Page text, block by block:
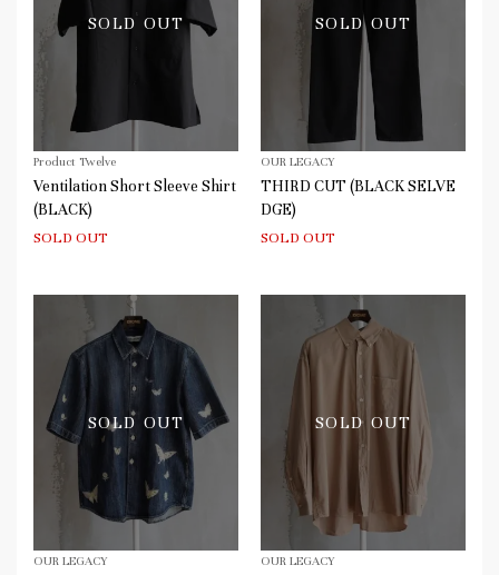
SOLD OUT
Product Twelve
Ventilation Short Sleeve Shirt
(BLACK)
SOLD OUT
SOLD OUT
OUR LEGACY
THIRD CUT (BLACK SELVE
DGE)
SOLD OUT
SOLD OUT
OUR LEGACY
SOLD OUT
OUR LEGACY